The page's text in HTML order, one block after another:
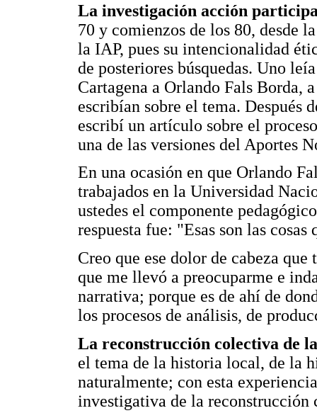
La investigación acción
70 y comienzos de los 80, desde
la IAP, pues su intencionalidad
de posteriores búsquedas. Uno
Cartagena a Orlando Fals Borda,
escribían sobre el tema. Después
escribí un artículo sobre el
una de las versiones del Aportes
En una ocasión en que Orlando
trabajados en la Universidad
ustedes el componente
respuesta fue: "Esas son las
Creo que ese dolor de cabeza
que me llevó a preocuparme e
narrativa; porque es de ahí de
los procesos de análisis, de
La reconstrucción colectiva de
el tema de la historia local, de la
naturalmente; con esta
investigativa de la